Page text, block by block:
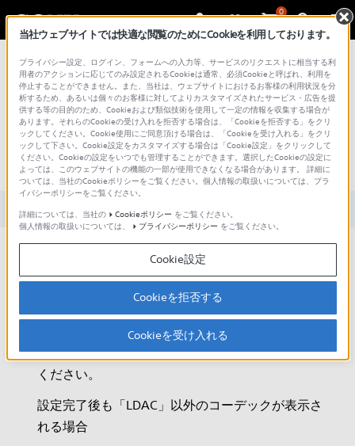
0
総合サポート・お問い合わせ
文書番号 : 00264467 / 最終更新日 : 2026/05/20
LDACコーデックで再生できない
対象製品カテゴリー・製品
はじめに、以下をご確認ください。
LDACコーデックで音楽を再生するには、LDACに対
応するBluetooth再生機器が必要です。
Sony | Sound Connectアプリを使用して、
［Bluetooth接続品質］を［音質優先］に設定して
ください。
設定完了後も「LDAC」以外のコーデックが表示さ
れる場合
当社ウェブサイトでは快適な閲覧のためにCookieを利用しております。
プライバシー設定、ログイン、フォームへの入力等、サービスのリクエストに相当する利
用者のアクションに応じてのみ設定されるCookieは通常、必須Cookieと呼ばれ、利用を
停止することができません。また、当社は、ウェブサイトにおけるお客様の利用状況を分
析するため、あるいは個々のお客様に対してよりカスタマイズされたサービス・広告を提
供する等の目的のため、Cookieおよび類似技術を使用して一定の情報を収集する場合が
あります。それらのCookieの受け入れを拒否する場合は、「Cookieを拒否する」をクリ
ックしてください。Cookie使用にご同意頂ける場合は、「Cookieを受け入れる」をクリ
ックして下さい。Cookie設定をカスタマイズする場合は「Cookie設定」をクリックして
ください。Cookieの設定をいつでも管理することができます。選択したCookieの設定に
よっては、このウェブサイトの機能の一部が使用できなくなる場合があります。 詳細に
ついては、当社のCookieポリシーをご覧ください。個人情報の取扱いについては、プラ
イバシーポリシーをご覧ください。
詳細については、当社の
Cookieポリシー をご覧ください。
個人情報の取扱いについては、
プライバシーポリシー をご覧ください。
Cookie設定
Cookieを拒否する
Cookieを受け入れる